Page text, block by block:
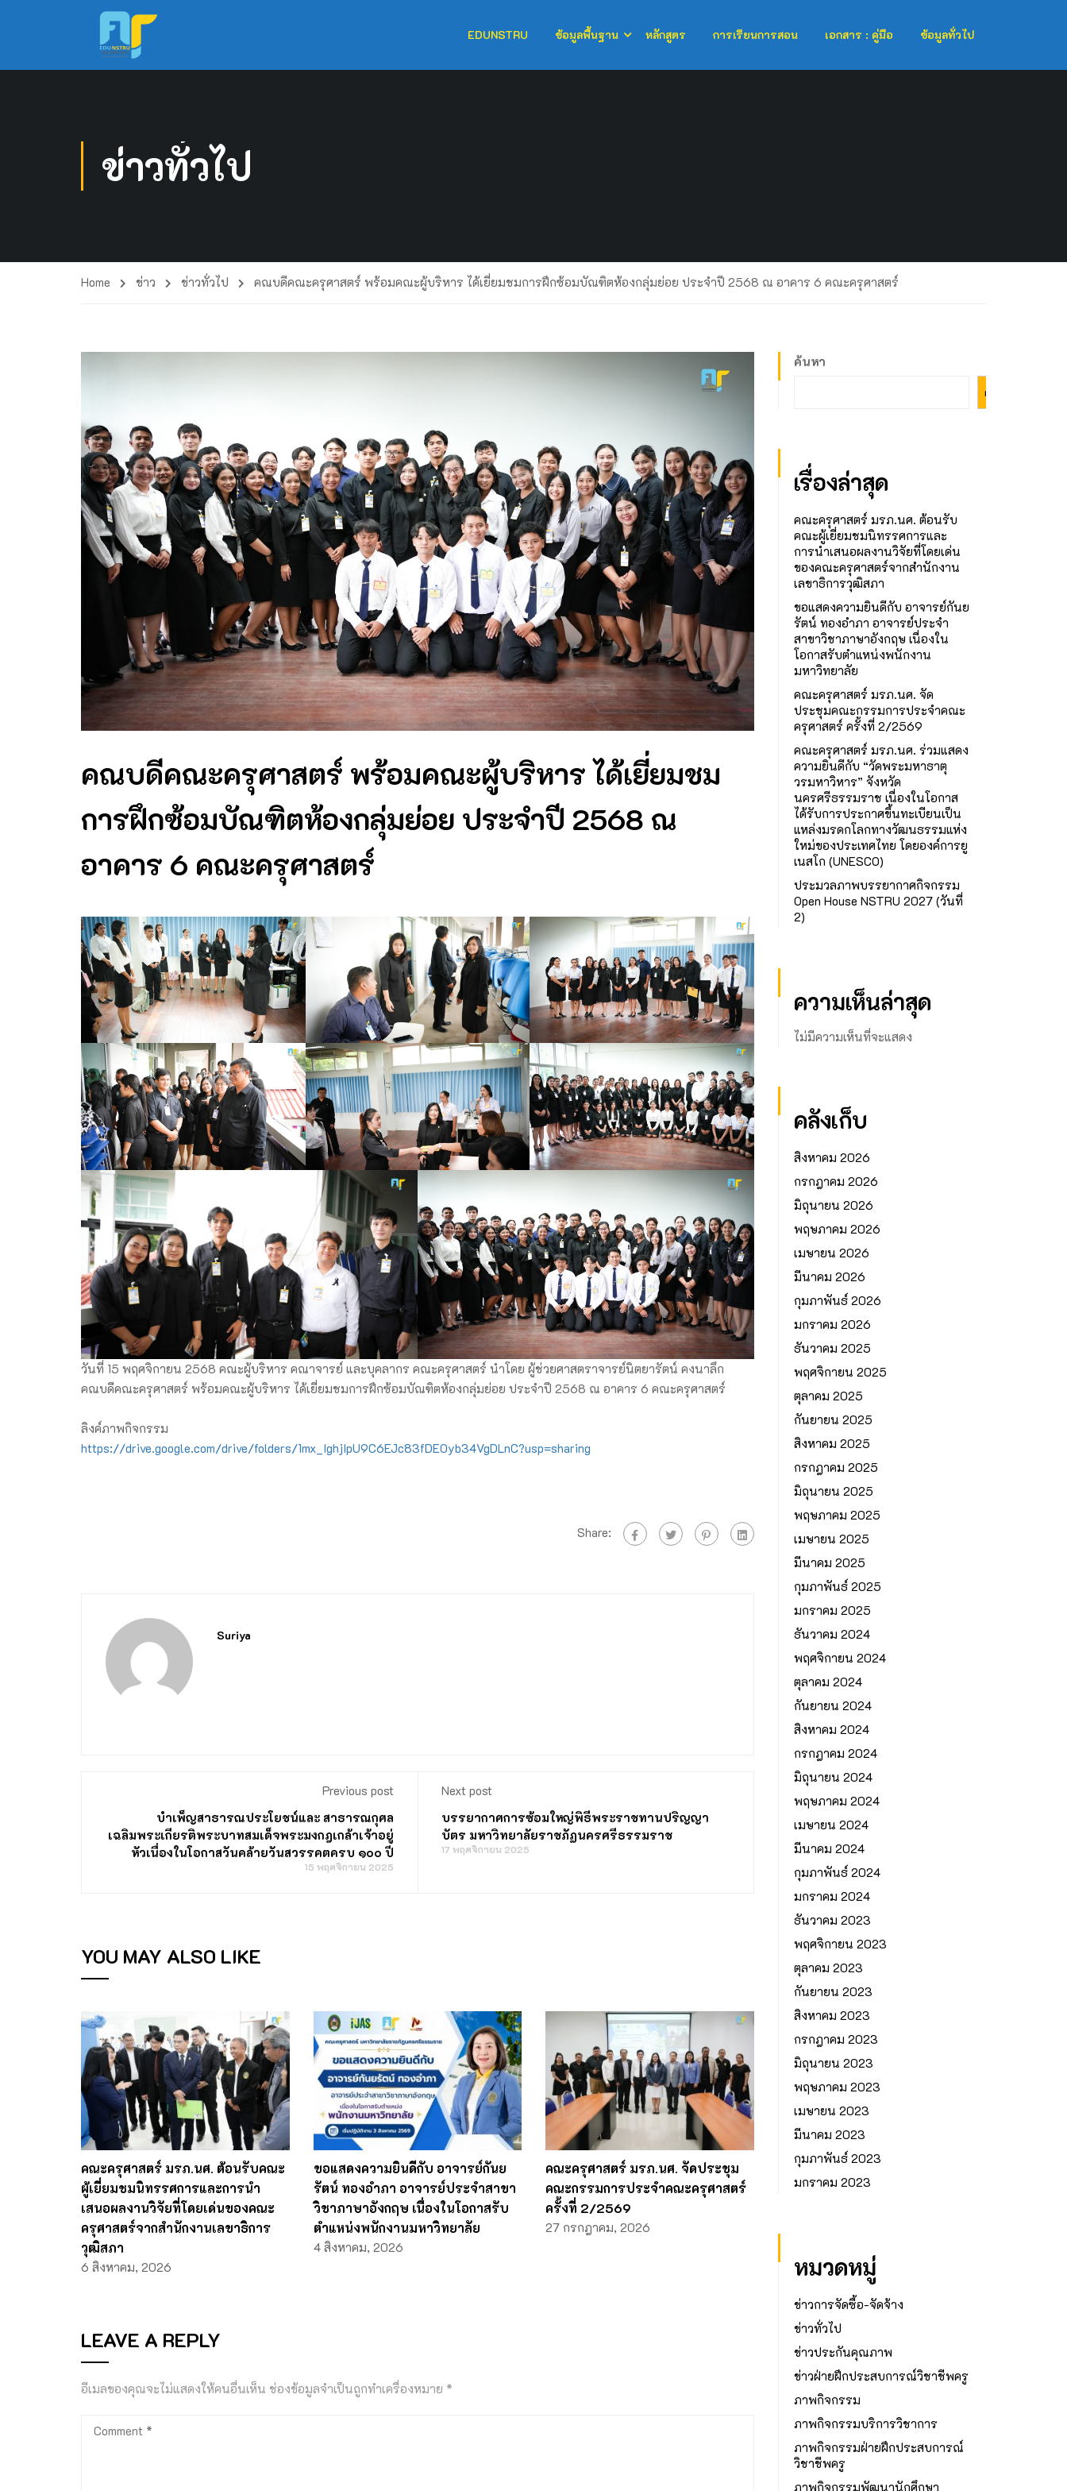
EDUNSTRU ข้อมูลพื้นฐาน หลักสูตร การเรียนการสอน เอกสาร : คู่มือ ข้อมูลทั่วไป
ข่าวทั่วไป
Home ข่าว ข่าวทั่วไป คณบดีคณะครุศาสตร์ พร้อมคณะผู้บริหาร ได้เยี่ยมชมการฝึกซ้อมบัณฑิตห้องกลุ่มย่อย ประจำปี 2568 ณ อาคาร 6 คณะครุศาสตร์
คณบดีคณะครุศาสตร์ พร้อมคณะผู้บริหาร ได้เยี่ยมชม
การฝึกซ้อมบัณฑิตห้องกลุ่มย่อย ประจำปี 2568 ณ
อาคาร 6 คณะครุศาสตร์
วันที่ 15 พฤศจิกายน 2568 คณะผู้บริหาร คณาจารย์ และบุคลากร คณะครุศาสตร์ นำโดย ผู้ช่วยศาสตราจารย์นิตยารัตน์ คงนาลึก
คณบดีคณะครุศาสตร์ พร้อมคณะผู้บริหาร ได้เยี่ยมชมการฝึกซ้อมบัณฑิตห้องกลุ่มย่อย ประจำปี 2568 ณ อาคาร 6 คณะครุศาสตร์
ลิงค์ภาพกิจกรรม
https://drive.google.com/drive/folders/1mx_IghjIpU9C6EJc83fDE0yb34VgDLnC?usp=sharing
Share:
Suriya
Previous post
บำเพ็ญสาธารณประโยชน์และ สาธารณกุศล
เฉลิมพระเกียรติพระบาทสมเด็จพระมงกฎเกล้าเจ้าอยู่
หัวเนื่องในโอกาสวันคล้ายวันสวรรคตครบ ๑๐๐ ปี
15 พฤศจิกายน 2025
Next post
บรรยากาศการซ้อมใหญ่พิธีพระราชทานปริญญา
บัตร มหาวิทยาลัยราชภัฏนครศรีธรรมราช
17 พฤศจิกายน 2025
YOU MAY ALSO LIKE
คณะครุศาสตร์ มรภ.นศ. ต้อนรับคณะ
ผู้เยี่ยมชมนิทรรศการและการนำ
เสนอผลงานวิจัยที่โดยเด่นของคณะ
ครุศาสตร์จากสำนักงานเลขาธิการ
วุฒิสภา
6 สิงหาคม, 2026
ขอแสดงความยินดีกับ อาจารย์กันย
รัตน์ ทองอำภา อาจารย์ประจำสาขา
วิชาภาษาอังกฤษ เนื่องในโอกาสรับ
ตำแหน่งพนักงานมหาวิทยาลัย
4 สิงหาคม, 2026
คณะครุศาสตร์ มรภ.นศ. จัดประชุม
คณะกรรมการประจำคณะครุศาสตร์
ครั้งที่ 2/2569
27 กรกฎาคม, 2026
LEAVE A REPLY
อีเมลของคุณจะไม่แสดงให้คนอื่นเห็น ช่องข้อมูลจำเป็นถูกทำเครื่องหมาย *
ค้นหา
ค้นหา
เรื่องล่าสุด
คณะครุศาสตร์ มรภ.นศ. ต้อนรับ
คณะผู้เยี่ยมชมนิทรรศการและ
การนำเสนอผลงานวิจัยที่โดยเด่น
ของคณะครุศาสตร์จากสำนักงาน
เลขาธิการวุฒิสภา
ขอแสดงความยินดีกับ อาจารย์กันย
รัตน์ ทองอำภา อาจารย์ประจำ
สาขาวิชาภาษาอังกฤษ เนื่องใน
โอกาสรับตำแหน่งพนักงาน
มหาวิทยาลัย
คณะครุศาสตร์ มรภ.นศ. จัด
ประชุมคณะกรรมการประจำคณะ
ครุศาสตร์ ครั้งที่ 2/2569
คณะครุศาสตร์ มรภ.นศ. ร่วมแสดง
ความยินดีกับ “วัดพระมหาธาตุ
วรมหาวิหาร” จังหวัด
นครศรีธรรมราช เนื่องในโอกาส
ได้รับการประกาศขึ้นทะเบียนเป็น
แหล่งมรดกโลกทางวัฒนธรรมแห่ง
ใหม่ของประเทศไทย โดยองค์การยู
เนสโก (UNESCO)
ประมวลภาพบรรยากาศกิจกรรม
Open House NSTRU 2027 (วันที่
2)
ความเห็นล่าสุด
ไม่มีความเห็นที่จะแสดง
คลังเก็บ
สิงหาคม 2026
กรกฎาคม 2026
มิถุนายน 2026
พฤษภาคม 2026
เมษายน 2026
มีนาคม 2026
กุมภาพันธ์ 2026
มกราคม 2026
ธันวาคม 2025
พฤศจิกายน 2025
ตุลาคม 2025
กันยายน 2025
สิงหาคม 2025
กรกฎาคม 2025
มิถุนายน 2025
พฤษภาคม 2025
เมษายน 2025
มีนาคม 2025
กุมภาพันธ์ 2025
มกราคม 2025
ธันวาคม 2024
พฤศจิกายน 2024
ตุลาคม 2024
กันยายน 2024
สิงหาคม 2024
กรกฎาคม 2024
มิถุนายน 2024
พฤษภาคม 2024
เมษายน 2024
มีนาคม 2024
กุมภาพันธ์ 2024
มกราคม 2024
ธันวาคม 2023
พฤศจิกายน 2023
ตุลาคม 2023
กันยายน 2023
สิงหาคม 2023
กรกฎาคม 2023
มิถุนายน 2023
พฤษภาคม 2023
เมษายน 2023
มีนาคม 2023
กุมภาพันธ์ 2023
มกราคม 2023
หมวดหมู่
ข่าวการจัดซื้อ-จัดจ้าง
ข่าวทั่วไป
ข่าวประกันคุณภาพ
ข่าวฝ่ายฝึกประสบการณ์วิชาชีพครู
ภาพกิจกรรม
ภาพกิจกรรมบริการวิชาการ
ภาพกิจกรรมฝ่ายฝึกประสบการณ์
วิชาชีพครู
ภาพกิจกรรมพัฒนานักศึกษา